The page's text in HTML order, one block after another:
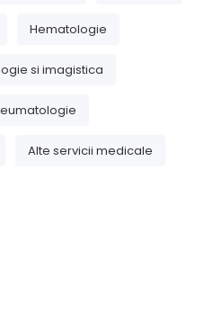
Hematologie
si imagistica
Alte servicii medicale